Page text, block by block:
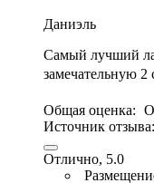
Даниэль
Самый лучший
замечательную
Общая оценка:
Источник отзыва:
Отлично, 5.0